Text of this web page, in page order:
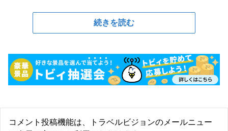
続きを読む
コメント投稿機能は、トラベルビジョンのメールニュー